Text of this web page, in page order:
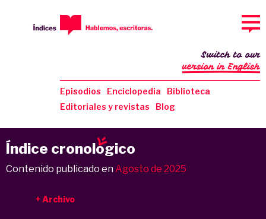
Episodios Enciclopedia
Biblioteca
Editoriales y revistas
Blog
Switch to our
version in English
Índice cronologico
Contenido publicado en Agosto de 2025
Archivo